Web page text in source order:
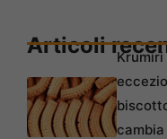
Articoli
Krumiri